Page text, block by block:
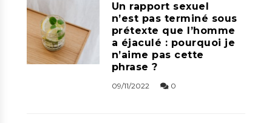
Un rapport sexuel
n’est pas terminé sous
prétexte que l’homme
a éjaculé : pourquoi je
n’aime pas cette
phrase ?
09/11/2022 0